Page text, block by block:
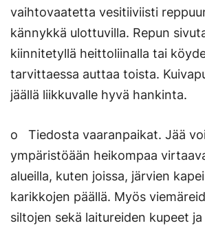
vaihtovaatetta vesitiiviisti
kännykkä ulottuvilla. Repun
kiinnitetyllä heittoliinalla tai
tarvittaessa auttaa toista.
jäällä liikkuvalle hyvä hankinta.
o Tiedosta vaaranpaikat. Jää
ympäristöään heikompaa
alueilla, kuten joissa, järvien
karikkojen päällä. Myös
siltojen sekä laitureiden kupeet